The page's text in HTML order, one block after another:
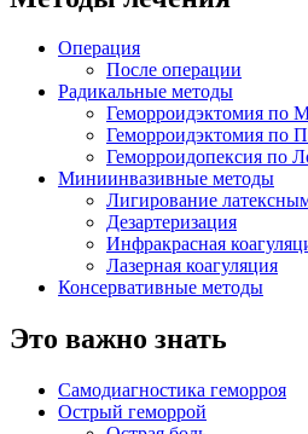
Операция
После операции
Радикальные методы
Геморроидэктомия по
Геморроидэктомия по
Геморроидопексия по
Миниинвазивные методы
Лигирование
Дезартеризация
Инфракрасная
Лазерная коагуляция
Консервативные методы
Это важно знать
Самодиагностика геморроя
Острый геморрой